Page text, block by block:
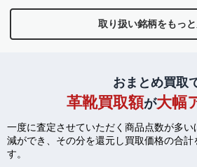
取り扱い銘柄をもっ
おまとめ買取
革靴買取額が大幅
一度に査定させていただく商品点数が多
減ができ、 その分を還元し買取価格の合計
す。